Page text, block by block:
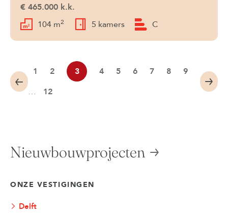
€ 465.000 k.k.
104 m2 5 kamers C
1 2 3 4 5 6 7 8
9
…
12
Nieuwbouwprojecten
ONZE VESTIGINGEN
Delft